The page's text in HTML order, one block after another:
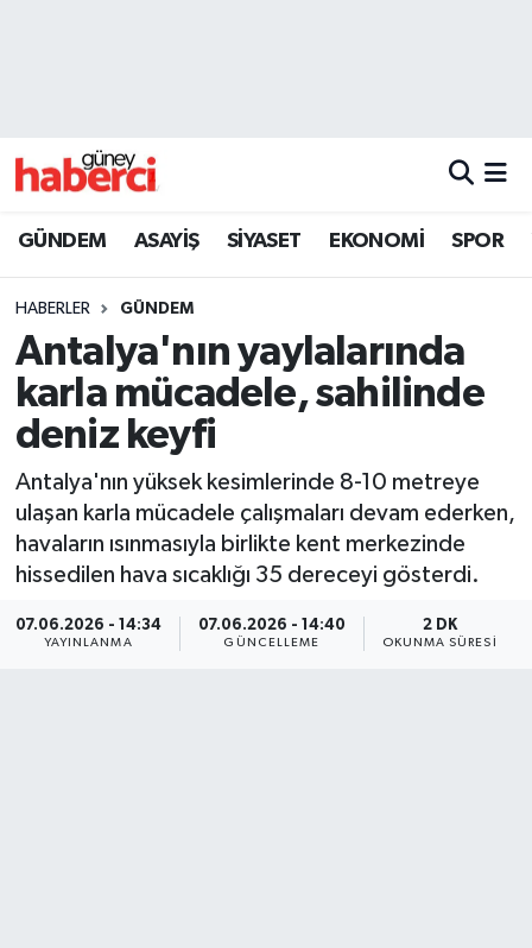
GÜNDEM ASAYİŞ SİYASET EKONOMİ SPOR
HABERLER GÜNDEM
Antalya'nın yaylalarında
karla mücadele, sahilinde
deniz keyfi
Antalya'nın yüksek kesimlerinde 8-10 metreye
ulaşan karla mücadele çalışmaları devam ederken,
havaların ısınmasıyla birlikte kent merkezinde
hissedilen hava sıcaklığı 35 dereceyi gösterdi.
07.06.2026 - 14:34
YAYINLANMA
07.06.2026 - 14:40
GÜNCELLEME
2 DK
OKUNMA SÜRESI
Beyoğlu Trafik Yoğunluk Haritası
Son Dakika Haberleri
Haber Arşivi